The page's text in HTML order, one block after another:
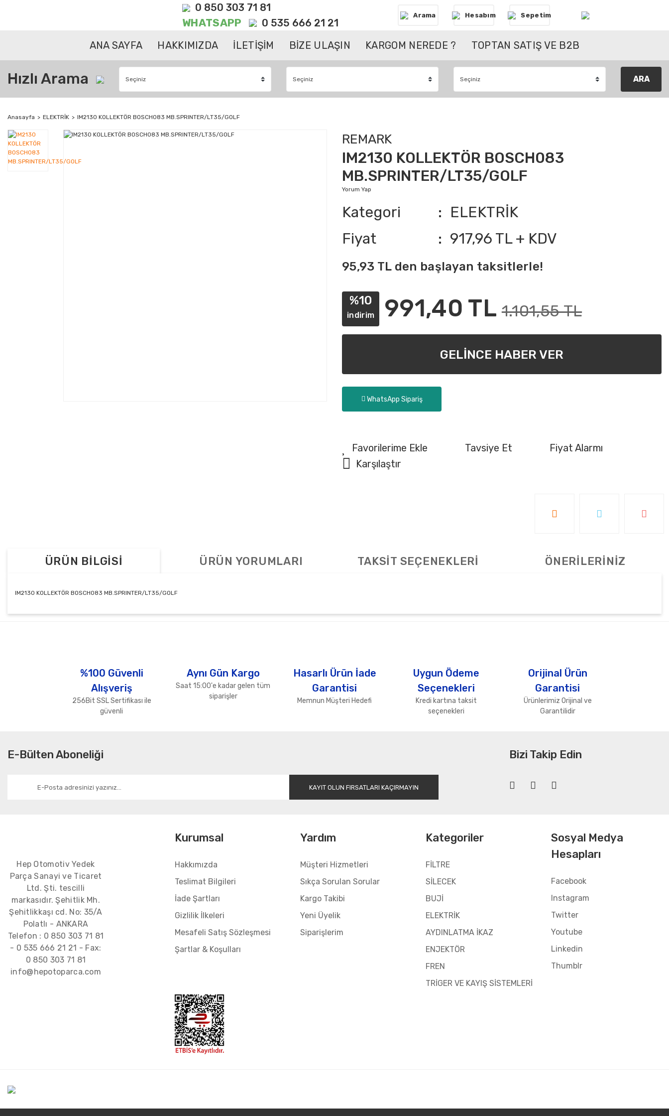
0 850 303 71 81
WHATSAPP 0 535 666 21 21
Arama Hesabım Sepetim
ANA SAYFA HAKKIMIZDA İLETİŞİM BİZE ULAŞIN KARGOM NEREDE ? TOPTAN SATIŞ VE B2B
Hızlı Arama ARA
Anasayfa ELEKTRİK IM2130 KOLLEKTÖR BOSCH083 MB.SPRINTER/LT35/GOLF
REMARK
IM2130 KOLLEKTÖR BOSCH083
MB.SPRINTER/LT35/GOLF
Yorum Yap
Kategori
ELEKTRİK
Fiyat
917,96 TL + KDV
95,93 TL den başlayan taksitlerle!
%10
indirim 991,40 TL 1.101,55 TL
GELİNCE HABER VER
WhatsApp Sipariş
Tavsiye Et
Fiyat Alarmı
Karşılaştır
ÜRÜN BİLGİSİ ÜRÜN YORUMLARI TAKSİT SEÇENEKLERİ ÖNERİLERİNİZ
IM2130 KOLLEKTÖR BOSCH083 MB.SPRINTER/LT35/GOLF
Ürün fiyatı diğer sitelerden daha pahalı.
Bu ürüne benzer farklı alternatifler olmalı.
Gönder
%100 Güvenli
Alışveriş
256Bit SSL Sertifikası ile
güvenli
Aynı Gün Kargo
Saat 15:00'e kadar gelen tüm
siparişler
Hasarlı Ürün İade
Garantisi
Memnun Müşteri Hedefi
Uygun Ödeme
Seçenekleri
Kredi kartına taksit
seçenekleri
Orijinal Ürün
Garantisi
Ürünlerimiz Orijinal ve
Garantilidir
E-Bülten Aboneliği
KAYIT OLUN FIRSATLARI KAÇIRMAYIN
Bizi Takip Edin
Hep Otomotiv Yedek
Parça Sanayi ve Ticaret
Ltd. Şti. tescilli
markasıdır. Şehitlik Mh.
Şehitlikkaşı cd. No: 35/A
Polatlı - ANKARA
Telefon : 0 850 303 71 81
- 0 535 666 21 21 - Fax:
0 850 303 71 81
info@hepotoparca.com
Kurumsal
Hakkımızda
Teslimat Bilgileri
İade Şartları
Gizlilik İlkeleri
Mesafeli Satış Sözleşmesi
Şartlar & Koşulları
Yardım
Müşteri Hizmetleri
Sıkça Sorulan Sorular
Kargo Takibi
Yeni Üyelik
Siparişlerim
Kategoriler
FİLTRE
SİLECEK
BUJİ
ELEKTRİK
AYDINLATMA İKAZ
ENJEKTÖR
FREN
TRİGER VE KAYIŞ SİSTEMLERİ
Sosyal Medya
Hesapları
Facebook
Instagram
Twitter
Youtube
Linkedin
Thumblr